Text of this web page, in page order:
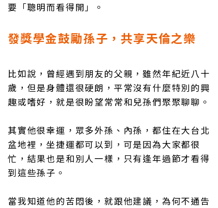
要「聰明而看得開」。
發獎學金鼓勵孫子，共享天倫之樂
比如說，曾經遇到朋友的父親，雖然年紀近八十
歲，但是身體還很硬朗，平常沒有什麼特別的興
趣或嗜好，就是很盼望常常和兒孫們聚聚聊聊。
其實他很幸運，眾多外孫、內孫，都住在大台北
盆地裡，坐捷運都可以到，可是因為大家都很
忙，結果也是和別人一樣，只有逢年過節才看得
到這些孫子。
當我知道他的苦悶後，就跟他建議，為何不通告